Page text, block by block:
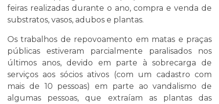
feiras realizadas durante o ano, compra e venda de
substratos, vasos, adubos e plantas.
Os trabalhos de repovoamento em matas e praças
públicas estiveram parcialmente paralisados nos
últimos anos, devido em parte à sobrecarga de
serviços aos sócios ativos (com um cadastro com
mais de 10 pessoas) em parte ao vandalismo de
algumas pessoas, que extraíam as plantas das